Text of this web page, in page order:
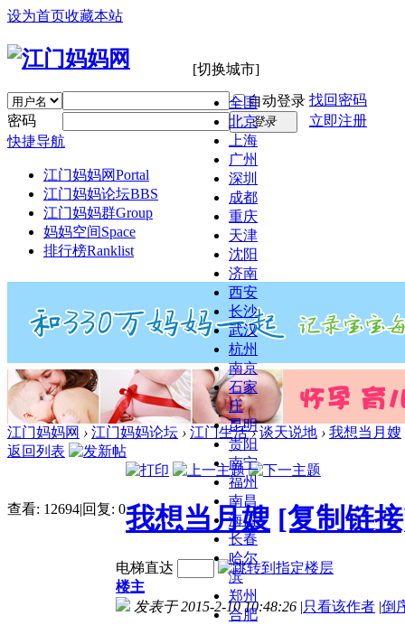
设为首页收藏本站
[切换城市]
全国
北京
上海
广州
深圳
成都
重庆
天津
沈阳
济南
西安
长沙
武汉
杭州
南京
石家
庄
昆明
贵阳
南宁
福州
南昌
海口
长春
哈尔
滨
郑州
合肥
自动登录 找回密码
密码
登录
立即注册
快捷导航
江门妈妈网Portal
江门妈妈论坛BBS
江门妈妈群Group
妈妈空间Space
排行榜Ranklist
江门妈妈网 › 江门妈妈论坛 › 江门生活 › 谈天说地 › 我想当月嫂
返回列表
查看: 12694|回复: 0我想当月嫂 [复制链
电梯直达
楼主
发表于 2015-2-10 10:48:26 |只看该作者 |倒